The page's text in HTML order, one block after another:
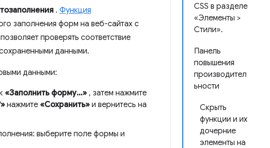
CSS в разделе
«Элементы >
Стили».
Панель
повышения
производител
ьности
Скрыть
функции и их
дочерние
элементы на
. Функция
заполнения форм на веб-сайтах с
позволяет проверять соответствие
данными.
данными:
«Заполнить форму...» , затем нажмите
нажмите «Сохранить» и вернитесь на
выберите поле формы и